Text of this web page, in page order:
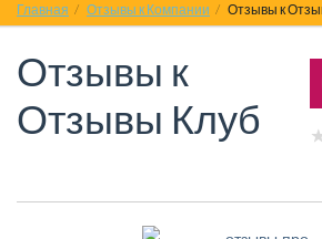
Спорт Фильмы Деньги
Красота Здоровье
Главная Отзывы к Компании Отзывы к
Отзывы к
Отзывы Клуб